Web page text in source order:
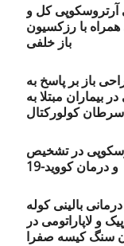
آرتروسکوپی کل و
با رزکسیون
باز خلفی
باز بر پاسخ به
بیماران مبتلا به
سرطان کولورکتال
در تشخیص
و درمان کووید-19
بالینی کوله
و لاپاراتومی در
سنگ کیسه صفرا